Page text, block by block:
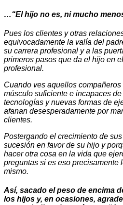
…“El hijo no es, ni mucho
Pues los clientes y otras
equivocadamente la valía del
su carrera profesional y a las
primeros pasos que da el hijo en
profesional.
Cuando ves aquellos
músculo suficiente e incapaces
tecnologías y nuevas formas de
afanan desesperadamente por
clientes.
Postergando el crecimiento de
sucesión en favor de su hijo y
hacer otra cosa en la vida que
preguntas si es eso precisamente
mismo.
Así, sacado el peso de encima
los hijos y, en ocasiones,